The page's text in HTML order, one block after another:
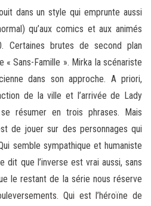
dans un style qui emprunte aussi
qu’aux comics et aux animés
Certaines brutes de second plan
« Sans-Famille ». Mirka la scénariste
dans son approche. A priori,
de la ville et l’arrivée de Lady
résumer en trois phrases. Mais
de jouer sur des personnages qui
semble sympathique et humaniste
dit que l’inverse est vrai aussi, sans
le restant de la série nous réserve
Qui est l’héroïne de